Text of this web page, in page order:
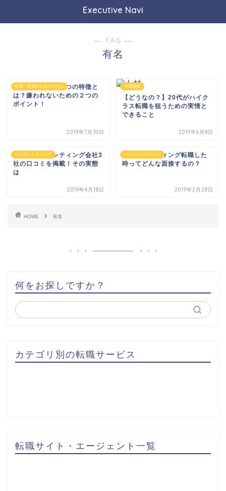
Executive Navi
― TAG ―
有名
社長・役員のためのコラム
嫌われる社長の５つの特徴と
は？嫌われないための２つの
ポイント！
2019年7月30日
市場価値
【どうなの？】20代がハイク
ラス転職を狙うための実情と
できること
2019年6月8日
ヘッドハンティング
大手ヘッドハンティング会社3
社の口コミを掲載！その実態
は
2019年4月18日
ヘッドハンティング
ヘッドハンティング転職した
時ってどんな面接するの？
2019年2月28日
HOME 有名
何をお探しですか？
カテゴリ別の転職サービス
転職サイト・エージェント一覧